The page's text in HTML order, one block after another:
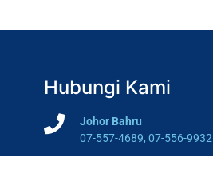
Hubungi Kami
Johor Bahru
07-557-4689, 07-556-9932